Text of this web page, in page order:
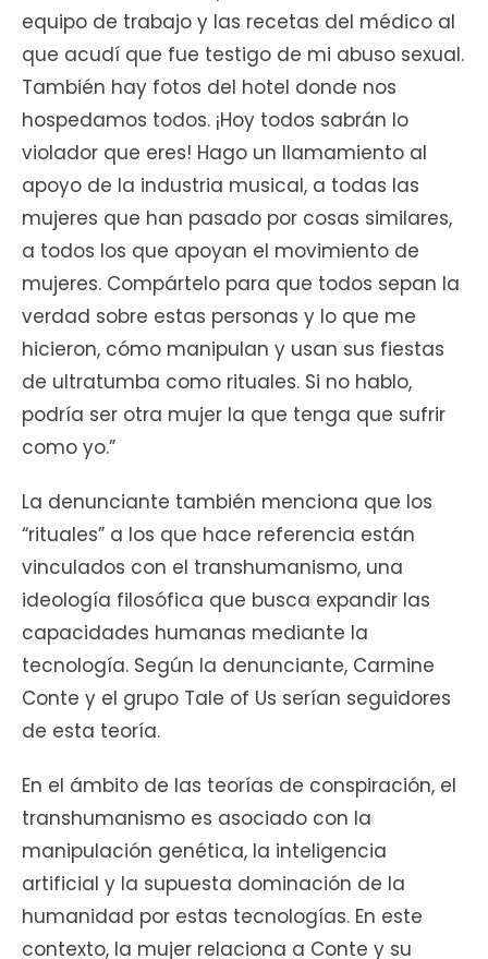
equipo de trabajo y las recetas del médico al
que acudí que fue testigo de mi abuso sexual.
También hay fotos del hotel donde nos
hospedamos todos. ¡Hoy todos sabrán lo
violador que eres! Hago un llamamiento al
apoyo de la industria musical, a todas las
mujeres que han pasado por cosas similares,
a todos los que apoyan el movimiento de
mujeres. Compártelo para que todos sepan la
verdad sobre estas personas y lo que me
hicieron, cómo manipulan y usan sus fiestas
de ultratumba como rituales. Si no hablo,
podría ser otra mujer la que tenga que sufrir
como yo.”
La denunciante también menciona que los
“rituales” a los que hace referencia están
vinculados con el transhumanismo, una
ideología filosófica que busca expandir las
capacidades humanas mediante la
tecnología. Según la denunciante, Carmine
Conte y el grupo Tale of Us serían seguidores
de esta teoría.
En el ámbito de las teorías de conspiración, el
transhumanismo es asociado con la
manipulación genética, la inteligencia
artificial y la supuesta dominación de la
humanidad por estas tecnologías. En este
contexto, la mujer relaciona a Conte y su